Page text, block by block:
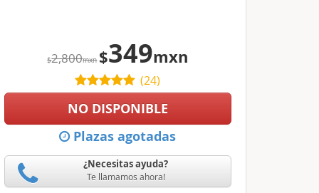
$2,800mxn $349mxn
(24)
NO DISPONIBLE
Plazas agotadas
¿Necesitas ayuda?
Te llamamos ahora!